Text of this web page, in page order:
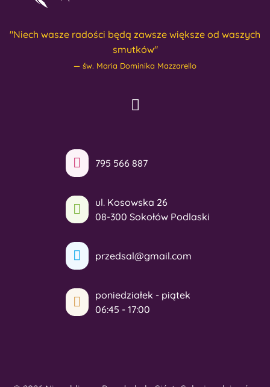
"Niech wasze radości będą zawsze większe od waszych
smutków"
św. Maria Dominika Mazzarello
795 566 887
ul. Kosowska 26
08-300 Sokołów Podlaski
przedsal@gmail.com
poniedziałek - piątek
06:45 - 17:00